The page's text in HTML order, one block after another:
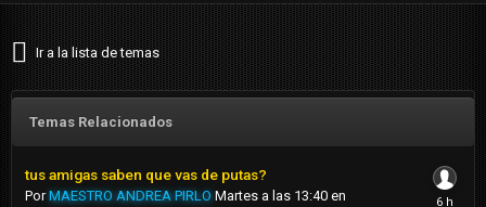
Ir a la lista de temas
Temas Relacionados
tus amigas saben que vas de putas?
PorMAESTRO ANDREA PIRLO Martes a las 13:40 en